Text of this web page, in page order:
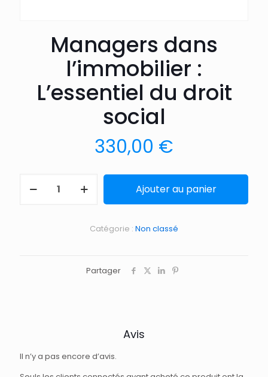
Managers dans
l’immobilier :
L’essentiel du droit
social
330,00 €
Ajouter au panier
Catégorie : Non classé
Partager
Avis
Il n’y a pas encore d’avis.